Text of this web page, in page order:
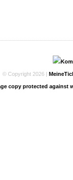
© Copyright 2026 |